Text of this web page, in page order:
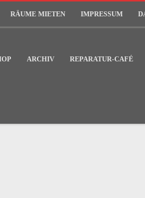
RÄUME MIETEN IMPRESSUM
ARCHIV REPARATUR-CAFÉ